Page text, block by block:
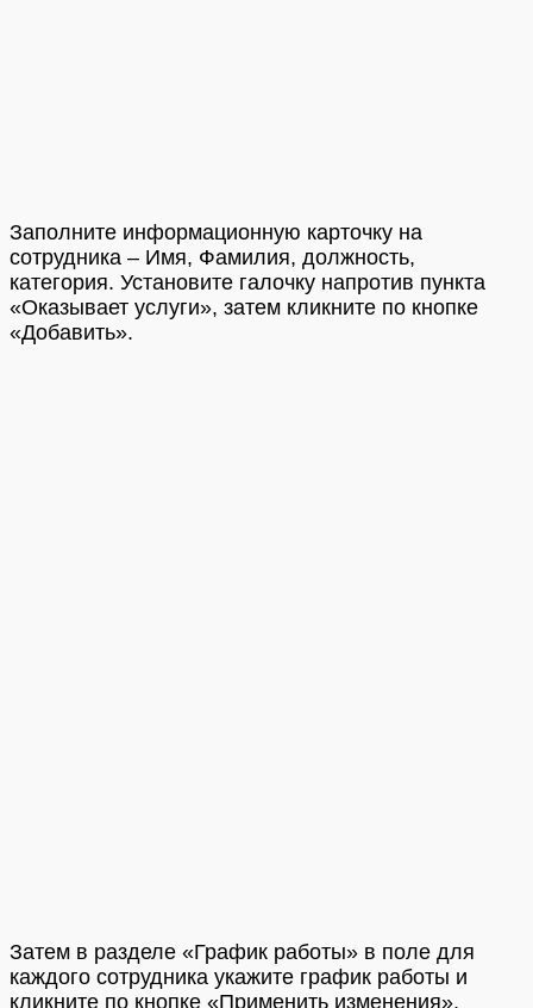
Заполните информационную карточку на
сотрудника – Имя, Фамилия, должность,
категория. Установите галочку напротив пункта
«Оказывает услуги», затем кликните по кнопке
«Добавить».
Затем в разделе «График работы» в поле для
каждого сотрудника укажите график работы и
кликните по кнопке «Применить изменения».